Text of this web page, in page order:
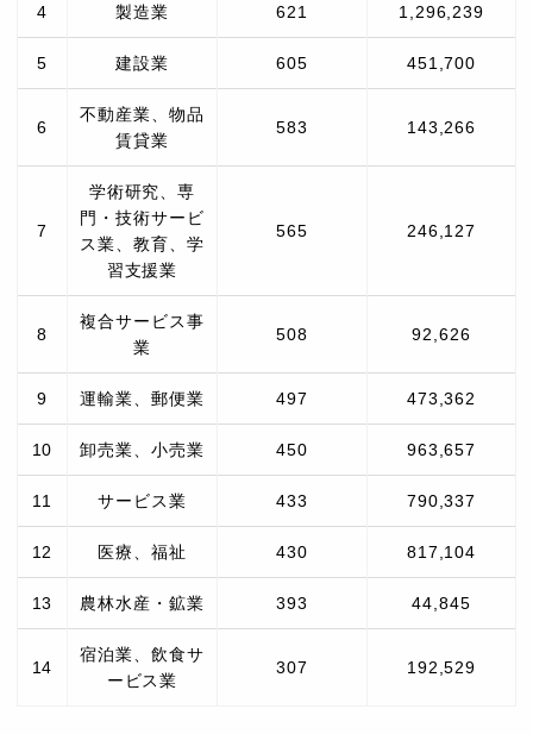
4 製造業 621 1,296,239
5 建設業 605 451,700
6
不動産業、物品
賃貸業
583 143,266
7
学術研究、専
門・技術サービ
ス業、教育、学
習支援業
565 246,127
8
複合サービス事
業
508 92,626
9 運輸業、郵便業 497 473,362
10 卸売業、小売業 450 963,657
11 サービス業 433 790,337
12 医療、福祉 430 817,104
13 農林水産・鉱業 393 44,845
14
宿泊業、飲食サ
ービス業
307 192,529